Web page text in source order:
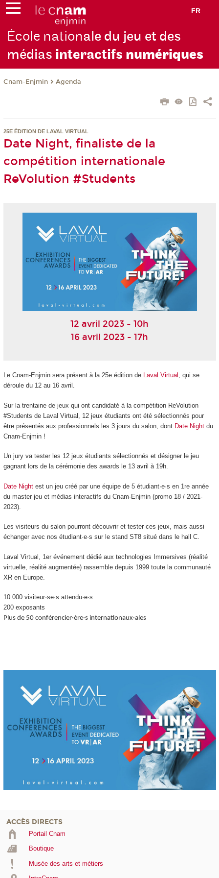
FR
École nationale du jeu et des
médias interactifs numériques
Cnam-Enjmin Agenda
25E ÉDITION DE LAVAL VIRTUAL
Date Night, finaliste de la
compétition internationale
ReVolution #Students
12 avril 2023 - 10h
16 avril 2023 - 17h
Le Cnam-Enjmin sera présent à la 25eédition de Laval Virtual , qui se
déroule du 12 au 16 avril.
Sur la trentaine de jeux qui ont candidaté à la compétition ReVolution
#Students de Laval Virtual, 12 jeux étudiants ont été sélectionnés pour
être présentés aux professionnels les 3 jours du salon, dont Date Nightdu
Cnam-Enjmin !
Un jury va tester les 12 jeux étudiants sélectionnés et désigner le jeu
gagnant lors de la cérémonie des awards le 13 avril à 19h.
Date Nightest un jeu créé par une équipe de 5 étudiant·e·s en 1re année
du master jeu et médias interactifs du Cnam-Enjmin (promo 18 / 2021-
2023).
Les visiteurs du salon pourront découvrir et tester ces jeux, mais aussi
échanger avec nos étudiant·e·s sur le stand ST8 situé dans le hall C.
Laval Virtual, 1er événement dédié aux technologies Immersives (réalité
virtuelle, réalité augmentée) rassemble depuis 1999 toute la communauté
XR en Europe.
10 000 visiteur·se·s attendu·e·s
200 exposants
Plus de 50 conférencier·ère·s internationaux·ales
ACCÈS DIRECTS
Portail Cnam
Boutique
Musée des arts et métiers